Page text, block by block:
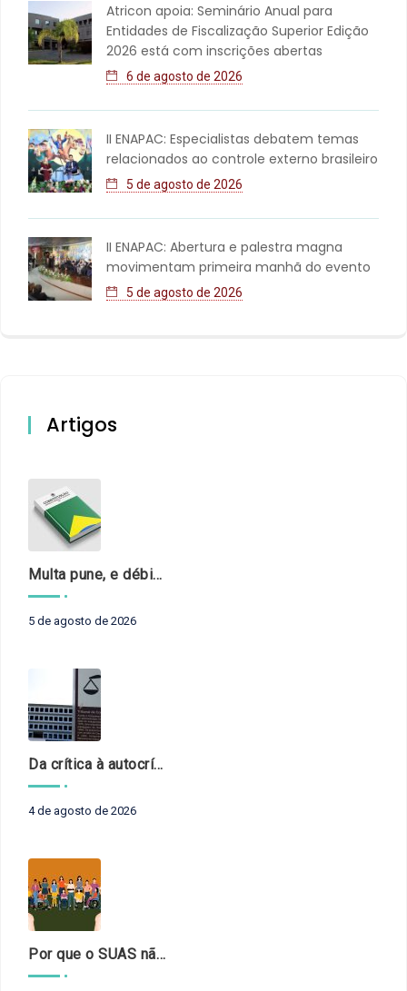
Atricon apoia: Seminário Anual para
Entidades de Fiscalização Superior Edição
2026 está com inscrições abertas
6 de agosto de 2026
II ENAPAC: Especialistas debatem temas
relacionados ao controle externo brasileiro
5 de agosto de 2026
II ENAPAC: Abertura e palestra magna
movimentam primeira manhã do evento
5 de agosto de 2026
Artigos
Multa pune, e débito recompõe. § 3º do art. 71 da Constituição: um problema de legística formal
5 de agosto de 2026
Da crítica à autocrítica: Tribunais de Contas sob um novo olhar?
4 de agosto de 2026
Por que o SUAS não pode esperar?